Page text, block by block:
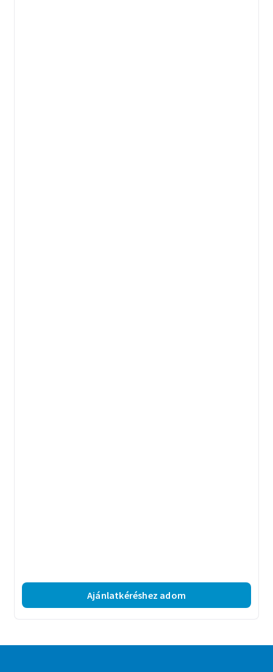
Ajánlatkéréshez adom